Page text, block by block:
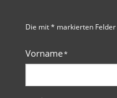
Die mit * markierten
Vorname*